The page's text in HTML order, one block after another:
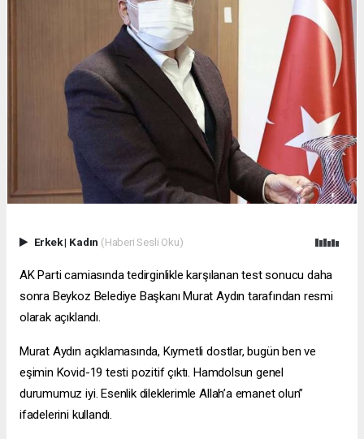
Erkek| Kadın (Haberi Sesli Oku)
AK Parti camiasında tedirginlikle karşılanan test sonucu daha
sonra Beykoz Belediye Başkanı Murat Aydın tarafından resmi
olarak açıklandı.
Murat Aydın açıklamasında, Kıymetli dostlar, bugün ben ve
eşimin Kovid-19 testi pozitif çıktı. Hamdolsun genel
durumumuz iyi. Esenlik dileklerimle Allah’a emanet olun”
ifadelerini kullandı.